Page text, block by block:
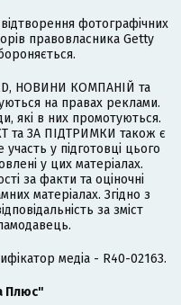
фотографічних
правовласника Getty
НОВИНИ КОМПАНІЙ та
на правах реклами.
які в них промотуються.
та ЗА ПІДТРИМКИ також є
у підготовці цього
у цих матеріалах.
за факти та оціночні
матеріалах. Згідно з
за зміст
медіа - R40-02163.
Плюс"